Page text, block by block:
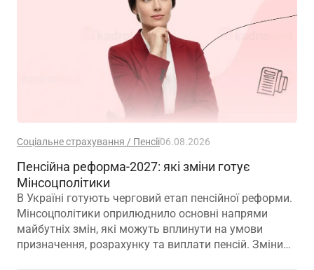
Соціальне страхування / Пенсії06.08.2026
Пенсійна реформа-2027: які зміни готує
Мінсоцполітики
В Україні готують черговий етап пенсійної реформи.
Мінсоцполітики оприлюднило основні напрями
майбутніх змін, які можуть вплинути на умови
призначення, розрахунку та виплати пенсій. Зміни